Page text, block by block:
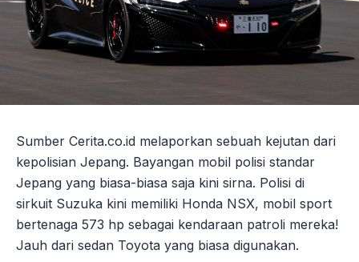
Sumber Cerita.co.id melaporkan sebuah kejutan dari
kepolisian Jepang. Bayangan mobil polisi standar
Jepang yang biasa-biasa saja kini sirna. Polisi di
sirkuit Suzuka kini memiliki Honda NSX, mobil sport
bertenaga 573 hp sebagai kendaraan patroli mereka!
Jauh dari sedan Toyota yang biasa digunakan.